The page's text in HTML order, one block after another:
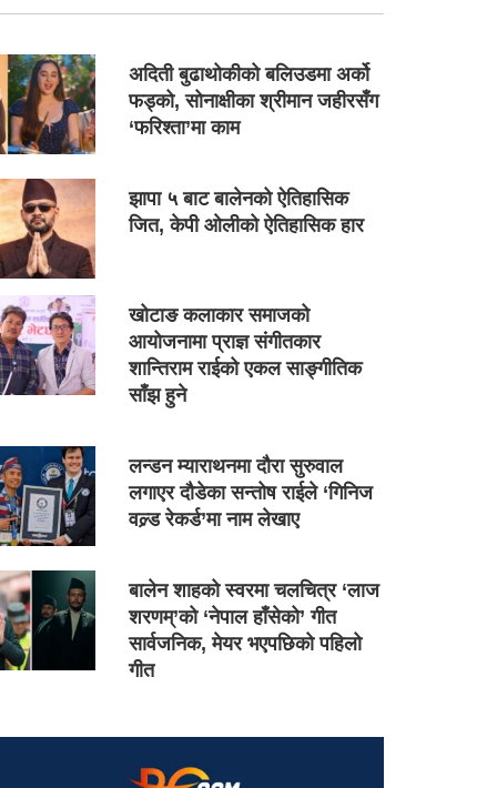
अदिती बुढाथोकीको बलिउडमा अर्को
फड्को, सोनाक्षीका श्रीमान जहीरसँग
‘फरिश्ता’मा काम
झापा ५ बाट बालेनको ऐतिहासिक
जित, केपी ओलीको ऐतिहासिक हार
खोटाङ कलाकार समाजको
आयोजनामा प्राज्ञ संगीतकार
शान्तिराम राईको एकल साङ्गीतिक
साँझ हुने
लन्डन म्याराथनमा दौरा सुरुवाल
लगाएर दौडेका सन्तोष राईले ‘गिनिज
वल्र्ड रेकर्ड’मा नाम लेखाए
बालेन शाहको स्वरमा चलचित्र ‘लाज
शरणम्’को ‘नेपाल हाँसेको’ गीत
सार्वजनिक, मेयर भएपछिको पहिलो
गीत